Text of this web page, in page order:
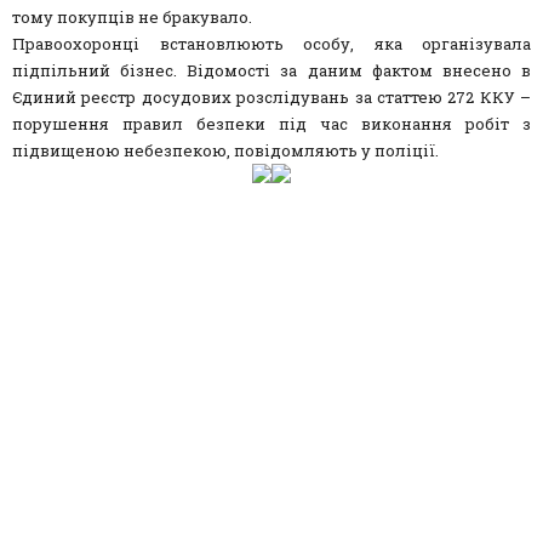
тому покупців не бракувало.
Правоохоронці встановлюють особу, яка організувала
підпільний бізнес. Відомості за даним фактом внесено в
Єдиний реєстр досудових розслідувань за статтею 272 ККУ –
порушення правил безпеки під час виконання робіт з
підвищеною небезпекою, повідомляють у поліції.